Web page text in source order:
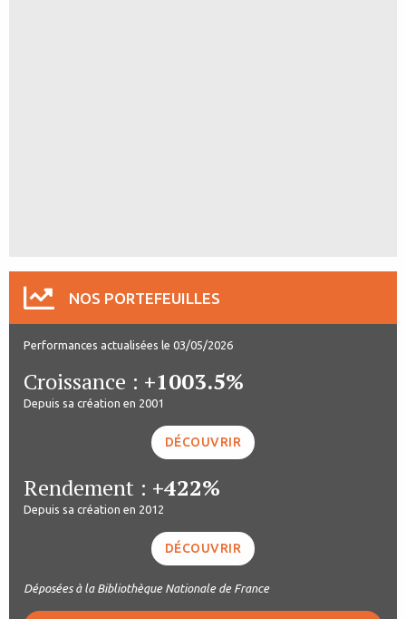
NOS PORTEFEUILLES
Performances actualisées le 03/05/2026
Croissance : +1003.5%
Depuis sa création en 2001
DÉCOUVRIR
Rendement : +422%
Depuis sa création en 2012
DÉCOUVRIR
Déposées à la Bibliothèque Nationale de France